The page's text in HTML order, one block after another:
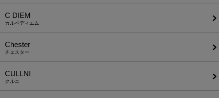
C DIEM
カルペディエム
Chester
チェスター
CULLNI
クルニ